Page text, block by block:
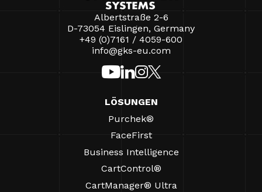
Albertstraße 2-6
D-73054 Eislingen, Germany
+49 (0)7161 / 4059-600
info@gks-eu.com
LÖSUNGEN
Purchek®
FaceFirst
Business Intelligence
CartControl®
CartManager® Ultra